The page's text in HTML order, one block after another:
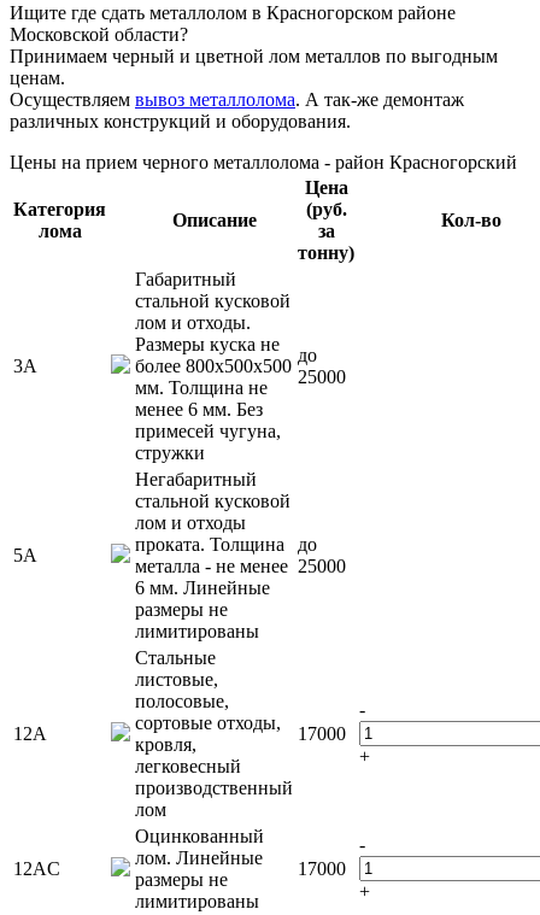
Ищите где сдать металлолом в Красногорском районе
Московской области?
Принимаем черный и цветной лом металлов по выгодным
ценам.
Осуществляем вывоз металлолома. А так-же демонтаж
различных конструкций и оборудования.
Цены на прием черного металлолома - район Красногорский
Категория
лома
Описание
Цена
(руб.
за
тонну)
Кол-во
3А
Габаритный
стальной кусковой
лом и отходы.
Размеры куска не
более 800х500х500
мм. Толщина не
менее 6 мм. Без
примесей чугуна,
стружки
до
25000
5А
Негабаритный
стальной кусковой
лом и отходы
проката. Толщина
металла - не менее
6 мм. Линейные
размеры не
лимитированы
до
25000
12А
Стальные
листовые,
полосовые,
сортовые отходы,
кровля,
легковесный
производственный
лом
17000
-
+
12АC
Оцинкованный
лом. Линейные
размеры не
лимитированы
17000
-
+